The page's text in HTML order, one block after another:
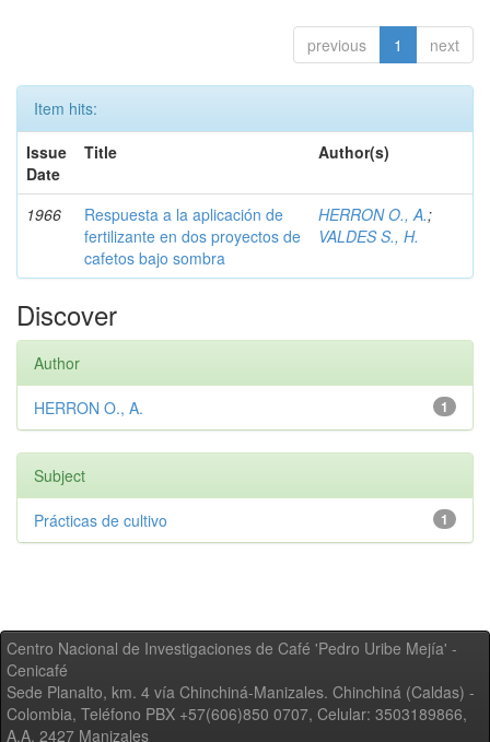
previous 1 next
Item hits:
Issue
Date
Title Author(s)
1966
Respuesta a la aplicación de
fertilizante en dos proyectos de
cafetos bajo sombra
HERRON O., A.;
VALDES S., H.
Discover
Author
1
HERRON O., A.
Subject
1
Prácticas de cultivo
Centro Nacional de Investigaciones de Café 'Pedro Uribe Mejía' -
Cenicafé
Sede Planalto, km. 4 vía Chinchiná-Manizales. Chinchiná (Caldas) -
Colombia, Teléfono PBX +57(606)850 0707, Celular: 3503189866,
A.A. 2427 Manizales